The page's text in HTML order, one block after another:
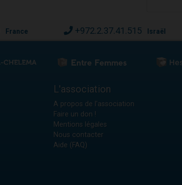
France +972.2.37.41.515 Israël
L'association
A propos de l'association
Faire un don !
Mentions légales
Nous contacter
Aide (FAQ)